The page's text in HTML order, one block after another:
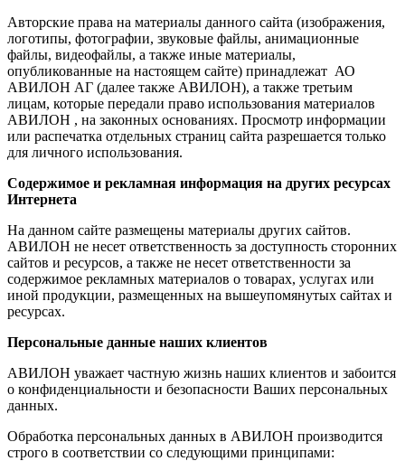
Авторские права на материалы данного сайта (изображения,
логотипы, фотографии, звуковые файлы, анимационные
файлы, видеофайлы, а также иные материалы,
опубликованные на настоящем сайте) принадлежат АО
АВИЛОН АГ (далее также АВИЛОН), а также третьим
лицам, которые передали право использования материалов
АВИЛОН , на законных основаниях. Просмотр информации
или распечатка отдельных страниц сайта разрешается только
для личного использования.
Содержимое и рекламная информация на других ресурсах
Интернета
На данном сайте размещены материалы других сайтов.
АВИЛОН не несет ответственность за доступность сторонних
сайтов и ресурсов, а также не несет ответственности за
содержимое рекламных материалов о товарах, услугах или
иной продукции, размещенных на вышеупомянутых сайтах и
ресурсах.
Персональные данные наших клиентов
АВИЛОН уважает частную жизнь наших клиентов и забоится
о конфиденциальности и безопасности Ваших персональных
данных.
Обработка персональных данных в АВИЛОН производится
строго в соответствии со следующими принципами: